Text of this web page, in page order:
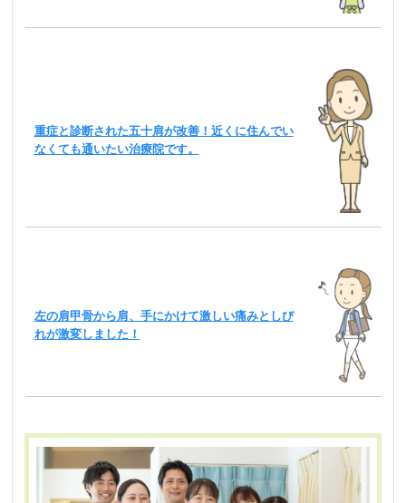
重症と診断された五十肩が改善！近くに住んでい
なくても通いたい治療院です。
左の肩甲骨から肩、手にかけて激しい痛みとしび
れが激変しました！